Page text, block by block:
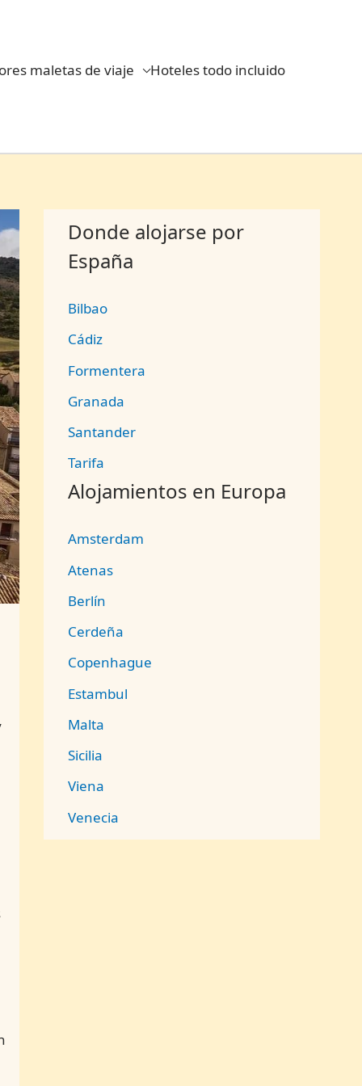
maletas de viaje Hoteles todo incluido
Donde alojarse por
España
Bilbao
Cádiz
Formentera
Granada
Santander
Tarifa
Alojamientos en Europa
Amsterdam
Atenas
Berlín
Cerdeña
Copenhague
Estambul
Malta
Sicilia
Viena
Venecia